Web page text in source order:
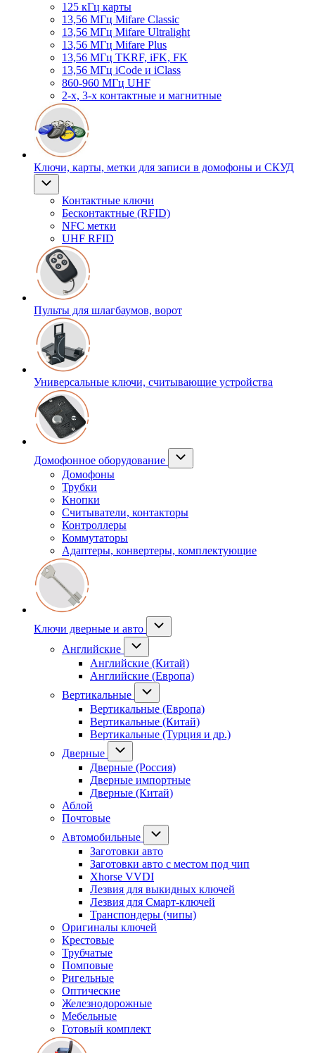
125 кГц карты
13,56 МГц Mifare Classic
13,56 МГц Mifare Ultralight
13,56 МГц Mifare Plus
13,56 МГц TKRF, iFK, FK
13,56 МГц iCode и iClass
860-960 МГц UHF
2-х, 3-х контактные и магнитные
Ключи, карты, метки для записи в домофоны и СКУД
Контактные ключи
Бесконтактные (RFID)
NFC метки
UHF RFID
Пульты для шлагбаумов, ворот
Универсальные ключи, считывающие устройства
Домофонное оборудование
Домофоны
Трубки
Кнопки
Считыватели, контакторы
Контроллеры
Коммутаторы
Адаптеры, конвертеры, комплектующие
Ключи дверные и авто
Английские
Английские (Китай)
Английские (Европа)
Вертикальные
Вертикальные (Европа)
Вертикальные (Китай)
Вертикальные (Турция и др.)
Дверные
Дверные (Россия)
Дверные импортные
Дверные (Китай)
Аблой
Почтовые
Автомобильные
Заготовки авто
Заготовки авто с местом под чип
Xhorse VVDI
Лезвия для выкидных ключей
Лезвия для Смарт-ключей
Транспондеры (чипы)
Оригиналы ключей
Крестовые
Трубчатые
Помповые
Ригельные
Оптические
Железнодорожные
Мебельные
Готовый комплект